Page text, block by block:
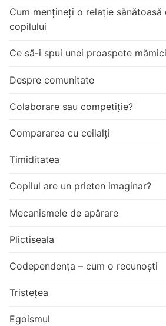
Cum mențineți o relație sănătoasă
copilului
Ce să-i spui unei proaspete
Despre comunitate
Colaborare sau competiție?
Compararea cu ceilalți
Timiditatea
Copilul are un prieten imaginar?
Mecanismele de apărare
Plictiseala
Codependența – cum o recunoști
Tristețea
Egoismul